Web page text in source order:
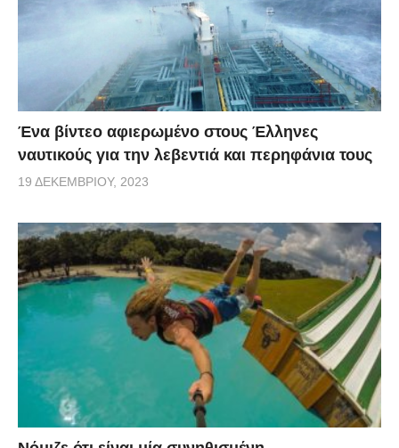
Ένα βίντεο αφιερωμένο στους Έλληνες
ναυτικούς για την λεβεντιά και περηφάνια τους
19 ΔΕΚΕΜΒΡΊΟΥ, 2023